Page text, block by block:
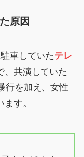
原因
車していたテレ
、共演していた
行を加え、女性
す。